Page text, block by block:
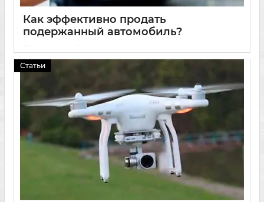
Как эффективно продать
подержанный автомобиль?
Статьи